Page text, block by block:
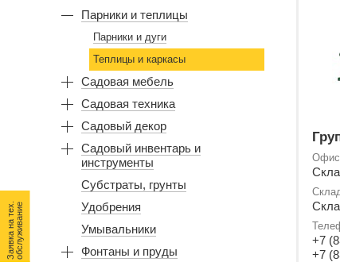
Парники и теплицы
Парники и дуги
Теплицы и каркасы
Садовая мебель
Садовая техника
Садовый декор
Садовый инвентарь и
инструменты
Субстраты, грунты
Удобрения
Умывальники
Фонтаны и пруды
Офис
+7
+7
З
а
я
в
к
а
н
а
т
ех
.
о
б
с
л
у
ж
и
в
а
н
ие